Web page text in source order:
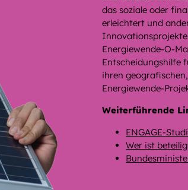
das soziale oder
erleichtert und
Energiewende-O-
Entscheidungshilfe
ihren
Energiewende-
Weiterführende
ENGAGE-
Wer ist